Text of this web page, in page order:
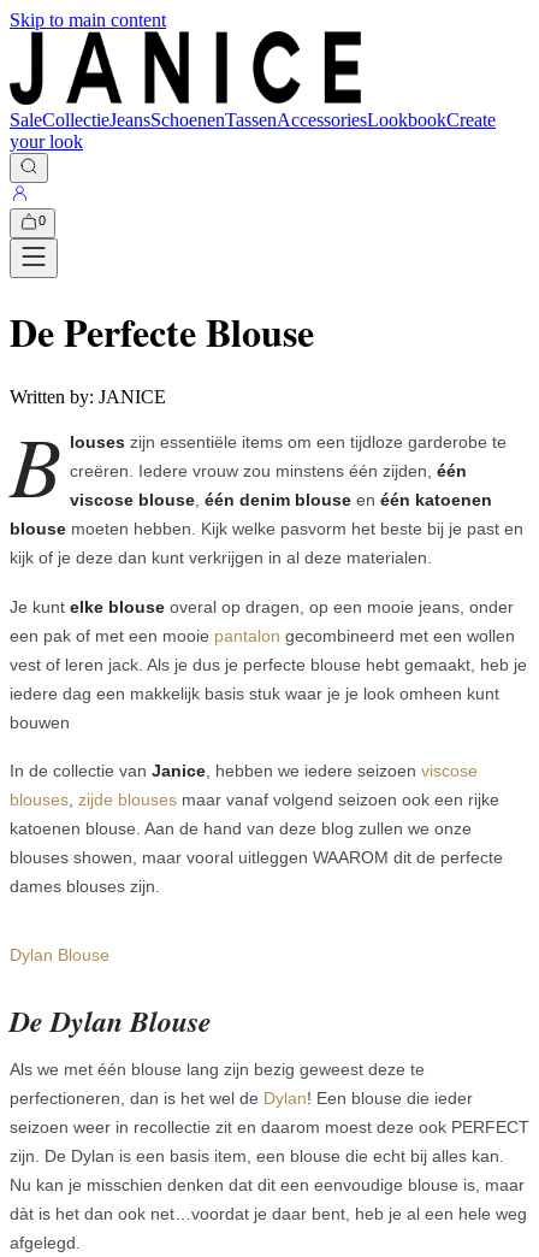
Skip to main content
SaleCollectieJeansSchoenenTassenAccessoriesLookbookCreate
your look
0
De Perfecte Blouse
Written by: JANICE
B louses zijn essentiële items om een tijdloze garderobe te
creëren. Iedere vrouw zou minstens één zijden,één
viscose blouse ,één denim blouse enéén katoenen
blouse moeten hebben. Kijk welke pasvorm het beste bij je past en
kijk of je deze dan kunt verkrijgen in al deze materialen.
Je kunt elke blouse overal op dragen, op een mooie jeans, onder
een pak of met een mooie pantalon gecombineerd met een wollen
vest of leren jack. Als je dus je perfecte blouse hebt gemaakt, heb je
iedere dag een makkelijk basis stuk waar je je look omheen kunt
bouwen
In de collectie van Janice, hebben we iedere seizoen viscose
blouses, zijde blouses maar vanaf volgend seizoen ook een rijke
katoenen blouse. Aan de hand van deze blog zullen we onze
blouses showen, maar vooral uitleggen WAAROM dit de perfecte
dames blouses zijn.
Dylan Blouse
De Dylan Blouse
Als we met één blouse lang zijn bezig geweest deze te
perfectioneren, dan is het wel de Dylan! Een blouse die ieder
seizoen weer in recollectie zit en daarom moest deze ook PERFECT
zijn. De Dylan is een basis item, een blouse die echt bij alles kan.
Nu kan je misschien denken dat dit een eenvoudige blouse is, maar
dàt is het dan ook net…voordat je daar bent, heb je al een hele weg
afgelegd.